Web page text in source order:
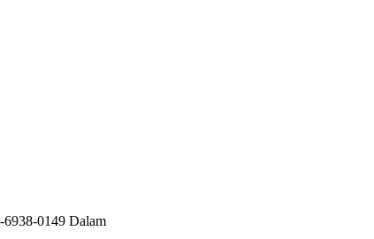
6938-0149 Dalam